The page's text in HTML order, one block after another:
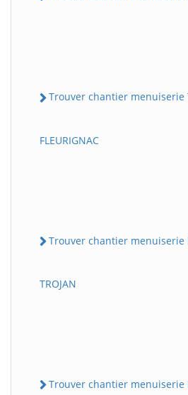
Trouver chantier menuiserie
FLEURIGNAC
Trouver chantier menuiserie
TROJAN
Trouver chantier menuiserie